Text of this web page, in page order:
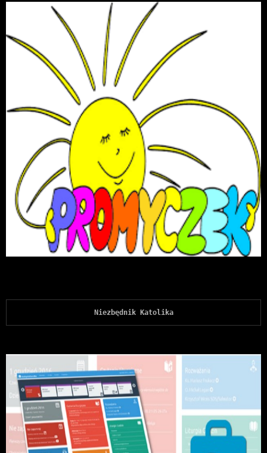
Niezbędnik Katolika